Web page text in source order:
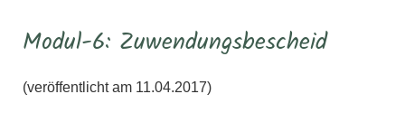
Modul-6: Zuwendungsbescheid
(veröffentlicht am 11.04.2017)